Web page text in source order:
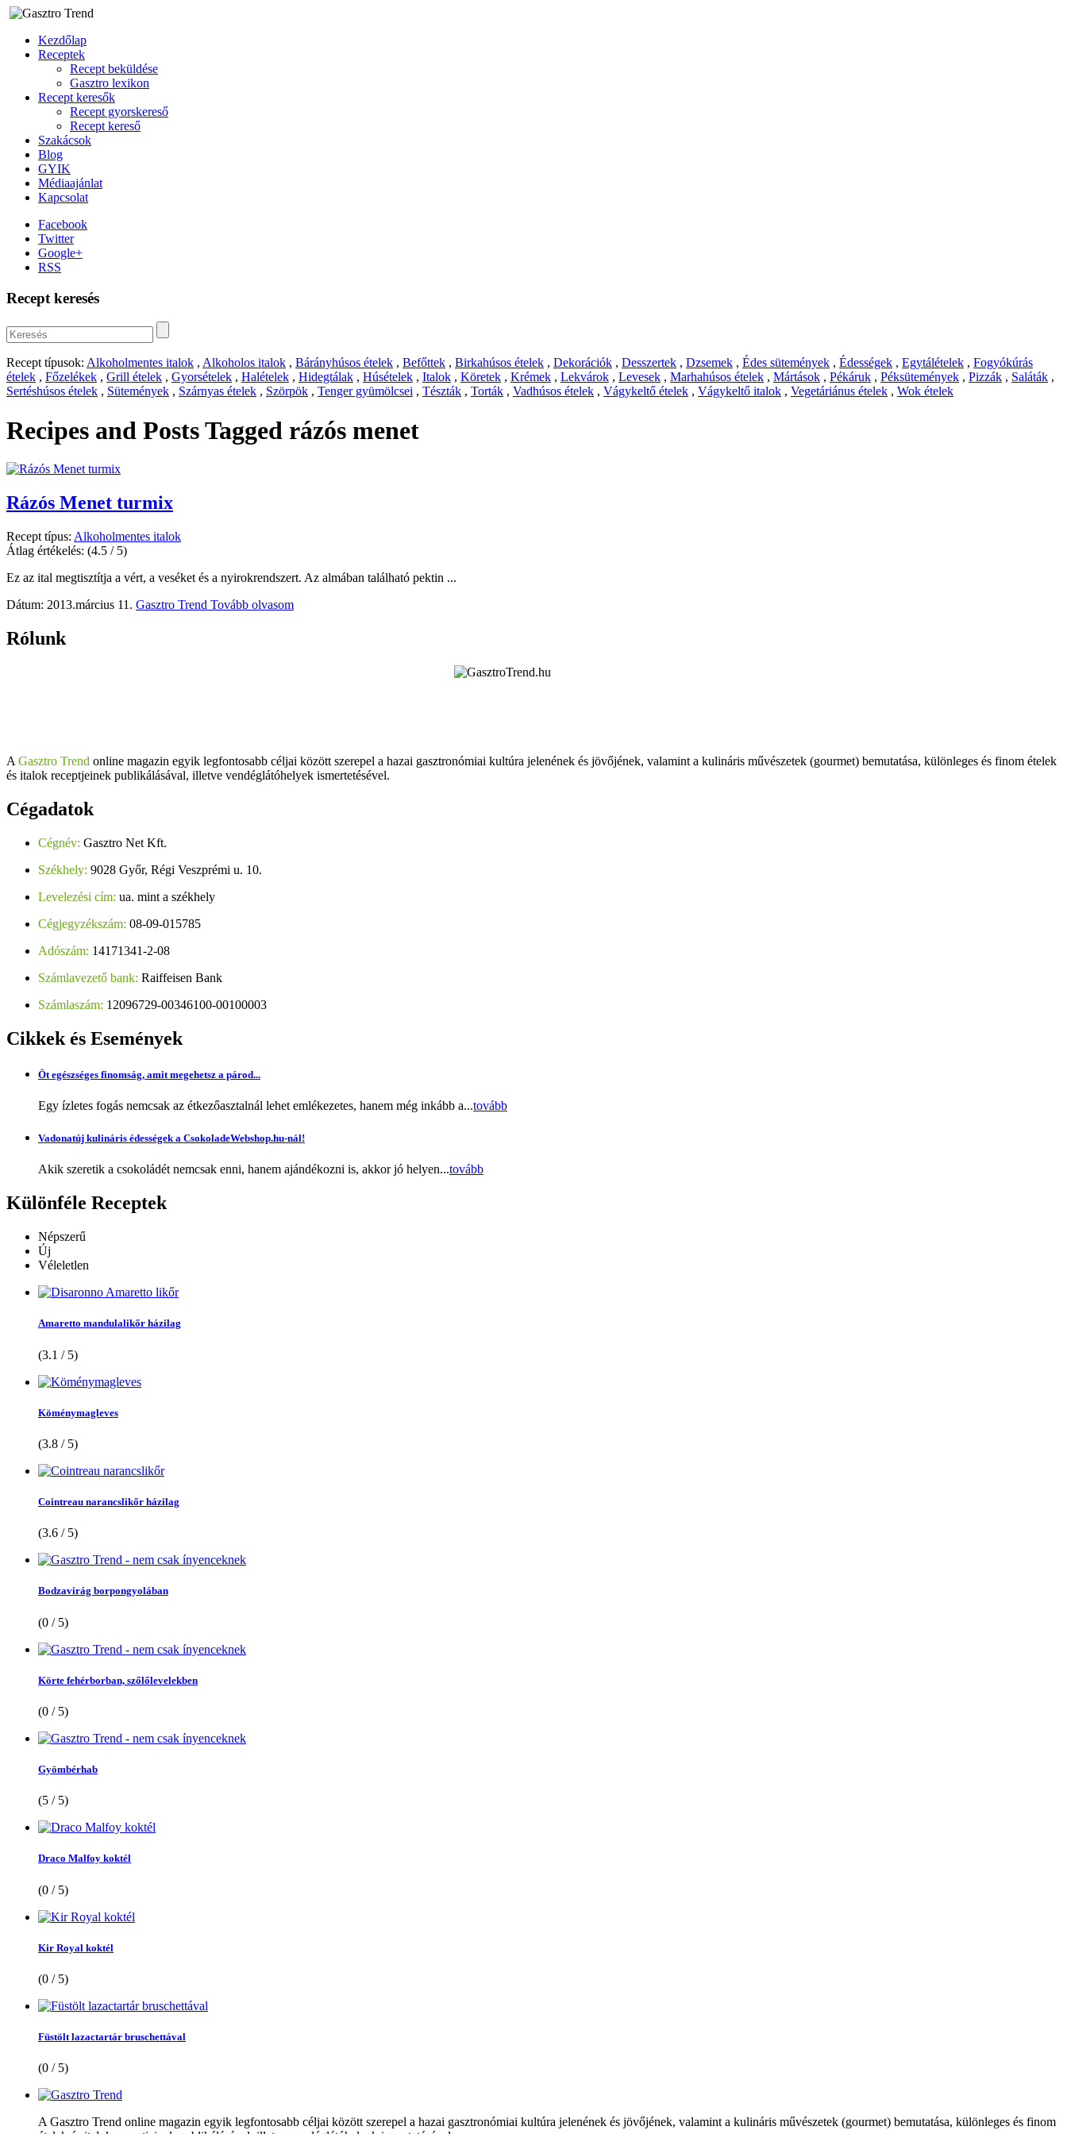
Kezdőlap
Receptek
Recept beküldése
Gasztro lexikon
Recept keresők
Recept gyorskereső
Recept kereső
Szakácsok
Blog
GYIK
Médiaajánlat
Kapcsolat
Facebook
Twitter
Google+
RSS
Recept keresés
Recept típusok: Alkoholmentes italok , Alkoholos italok , Bárányhúsos ételek , Befőttek , Birkahúsos ételek , Dekorációk , Desszertek , Dzsemek , Édes sütemények , Édességek , Egytálételek , Fogyókúrás
ételek , Főzelékek , Grill ételek , Gyorsételek , Halételek , Hidegtálak , Húsételek , Italok , Köretek , Krémek , Lekvárok , Levesek , Marhahúsos ételek , Mártások , Pékáruk , Péksütemények , Pizzák , Saláták ,
Sertéshúsos ételek , Sütemények , Szárnyas ételek , Szörpök , Tenger gyümölcsei , Tészták , Torták , Vadhúsos ételek , Vágykeltő ételek , Vágykeltő italok , Vegetáriánus ételek , Wok ételek
Recipes and Posts Tagged rázós menet
Rázós Menet turmix
Recept típus: Alkoholmentes italok
Átlag értékelés: (4.5 / 5)
Ez az ital megtisztítja a vért, a veséket és a nyirokrendszert. Az almában található pektin ...
Dátum: 2013.március 11. Gasztro Trend Tovább olvasom
Rólunk
A Gasztro Trend online magazin egyik legfontosabb céljai között szerepel a hazai gasztronómiai kultúra jelenének és jövőjének, valamint a kulináris művészetek (gourmet) bemutatása, különleges és finom ételek
és italok receptjeinek publikálásával, illetve vendéglátóhelyek ismertetésével.
Cégadatok
Cégnév: Gasztro Net Kft.
Székhely: 9028 Győr, Régi Veszprémi u. 10.
Levelezési cím: ua. mint a székhely
Cégjegyzékszám: 08-09-015785
Adószám: 14171341-2-08
Számlavezető bank: Raiffeisen Bank
Számlaszám: 12096729-00346100-00100003
Cikkek és Események
Öt egészséges finomság, amit megehetsz a párod...
Egy ízletes fogás nemcsak az étkezőasztalnál lehet emlékezetes, hanem még inkább a...tovább
Vadonatúj kulináris édességek a CsokoladeWebshop.hu-nál!
Akik szeretik a csokoládét nemcsak enni, hanem ajándékozni is, akkor jó helyen...tovább
Különféle Receptek
Népszerű
Új
Véleletlen
Amaretto mandulalikőr házilag
(3.1 / 5)
Köménymagleves
(3.8 / 5)
Cointreau narancslikőr házilag
(3.6 / 5)
Bodzavirág borpongyolában
(0 / 5)
Körte fehérborban, szőlőlevelekben
(0 / 5)
Gyömbérhab
(5 / 5)
Draco Malfoy koktél
(0 / 5)
Kir Royal koktél
(0 / 5)
Füstölt lazactartár bruschettával
(0 / 5)
A Gasztro Trend online magazin egyik legfontosabb céljai között szerepel a hazai gasztronómiai kultúra jelenének és jövőjének, valamint a kulináris művészetek (gourmet) bemutatása, különleges és finom